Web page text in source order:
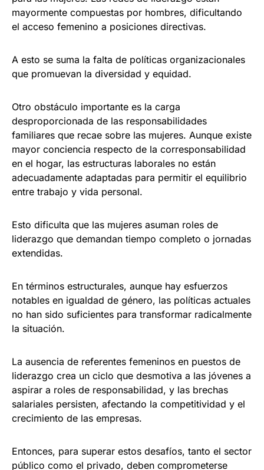
mayormente compuestas por hombres, dificultando
el acceso femenino a posiciones directivas.
A esto se suma la falta de políticas organizacionales
que promuevan la diversidad y equidad.
Otro obstáculo importante es la carga
desproporcionada de las responsabilidades
familiares que recae sobre las mujeres. Aunque existe
mayor conciencia respecto de la corresponsabilidad
en el hogar, las estructuras laborales no están
adecuadamente adaptadas para permitir el equilibrio
entre trabajo y vida personal.
Esto dificulta que las mujeres asuman roles de
liderazgo que demandan tiempo completo o jornadas
extendidas.
En términos estructurales, aunque hay esfuerzos
notables en igualdad de género, las políticas actuales
no han sido suficientes para transformar radicalmente
la situación.
La ausencia de referentes femeninos en puestos de
liderazgo crea un ciclo que desmotiva a las jóvenes a
aspirar a roles de responsabilidad, y las brechas
salariales persisten, afectando la competitividad y el
crecimiento de las empresas.
Entonces, para superar estos desafíos, tanto el sector
público como el privado, deben comprometerse